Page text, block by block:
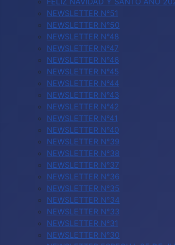
NEWSLETTER N°51
NEWSLETTER N°50
NEWSLETTER N°48
NEWSLETTER N°47
NEWSLETTER N°46
NEWSLETTER N°45
NEWSLETTER N°44
NEWSLETTER N°43
NEWSLETTER N°42
NEWSLETTER N°41
NEWSLETTER N°40
NEWSLETTER N°39
NEWSLETTER N°38
NEWSLETTER N°37
NEWSLETTER N°36
NEWSLETTER N°35
NEWSLETTER N°34
NEWSLETTER N°33
NEWSLETTER N°31
NEWSLETTER N°30